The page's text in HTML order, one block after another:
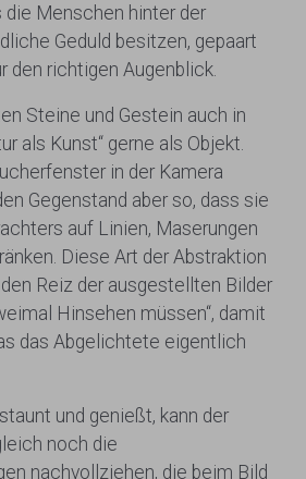
die Menschen hinter der
Geduld besitzen, gepaart
den richtigen Augenblick.
Steine und Gestein auch in
als Kunst“ gerne als Objekt.
in der Kamera
Gegenstand aber so, dass sie
auf Linien, Maserungen
Diese Art der Abstraktion
Reiz der ausgestellten Bilder
Hinsehen müssen“, damit
das Abgelichtete eigentlich
und genießt, kann der
noch die
nachvollziehen, die beim Bild